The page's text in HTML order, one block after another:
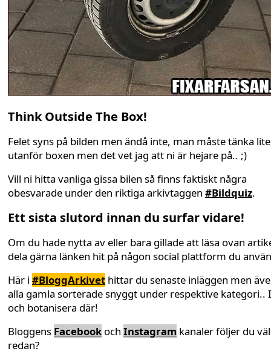
Think Outside The Box!
Felet syns på bilden men ändå inte, man måste tänka lite
utanför boxen men det vet jag att ni är hejare på.. ;)
Vill ni hitta vanliga gissa bilen så finns faktiskt några
obesvarade under den riktiga arkivtaggen #Bildquiz.
Ett sista slutord innan du surfar vidare!
Om du hade nytta av eller bara gillade att läsa ovan
dela gärna länken hit på någon social plattform du
Här i #BloggArkivet hittar du senaste inläggen men
alla gamla sorterade snyggt under respektive kategori..
och botanisera där!
Bloggens Facebookoch Instagram kanaler följer du väl
redan?